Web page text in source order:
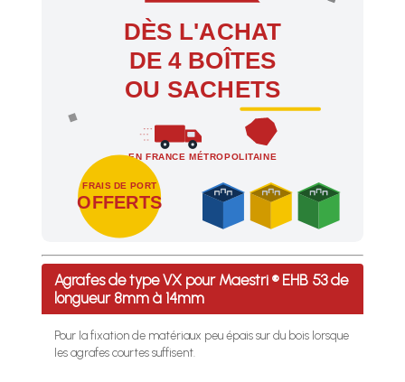
DÈS L'ACHAT
DE 4 BOÎTES
OU SACHETS
EN FRANCE MÉTROPOLITAINE
FRAIS DE PORT
OFFERTS
Profitez des Frais de port offerts en France
Agrafes de type VX pour Maestri ® EHB 53 de
longueur 8mm à 14mm
Pour la fixation de matériaux peu épais sur du bois lorsque
les agrafes courtes suffisent.